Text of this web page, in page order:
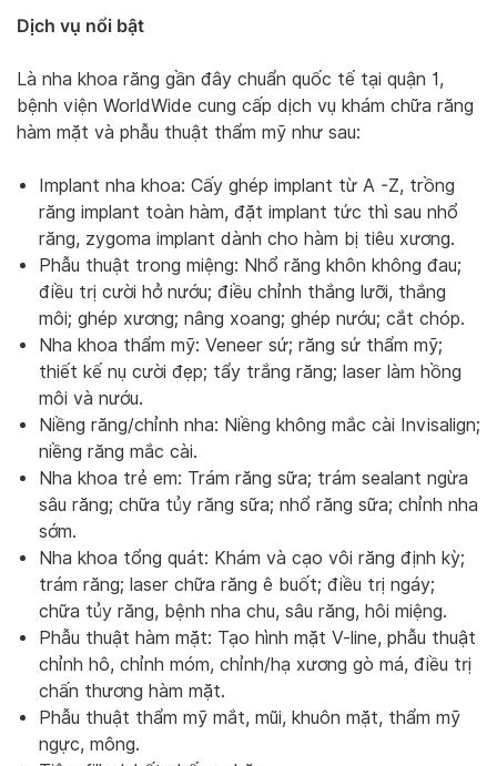
Dịch vụ nổi bật
Là nha khoa răng gần đây chuẩn quốc tế tại quận 1,
bệnh viện WorldWide cung cấp dịch vụ khám chữa răng
hàm mặt và phẫu thuật thẩm mỹ như sau:
Implant nha khoa: Cấy ghép implant từ A -Z, trồng
răng implant toàn hàm, đặt implant tức thì sau nhổ
răng, zygoma implant dành cho hàm bị tiêu xương.
Phẫu thuật trong miệng: Nhổ răng khôn không đau;
điều trị cười hở nướu; điều chỉnh thắng lưỡi, thắng
môi; ghép xương; nâng xoang; ghép nướu; cắt chóp.
Nha khoa thẩm mỹ: Veneer sứ; răng sứ thẩm mỹ;
thiết kế nụ cười đẹp; tẩy trắng răng; laser làm hồng
môi và nướu.
Niềng răng/chỉnh nha: Niềng không mắc cài Invisalign;
niềng răng mắc cài.
Nha khoa trẻ em: Trám răng sữa; trám sealant ngừa
sâu răng; chữa tủy răng sữa; nhổ răng sữa; chỉnh nha
sớm.
Nha khoa tổng quát: Khám và cạo vôi răng định kỳ;
trám răng; laser chữa răng ê buốt; điều trị ngáy;
chữa tủy răng, bệnh nha chu, sâu răng, hôi miệng.
Phẫu thuật hàm mặt: Tạo hình mặt V-line, phẫu thuật
chỉnh hô, chỉnh móm, chỉnh/hạ xương gò má, điều trị
chấn thương hàm mặt.
Phẫu thuật thẩm mỹ mắt, mũi, khuôn mặt, thẩm mỹ
ngực, mông.